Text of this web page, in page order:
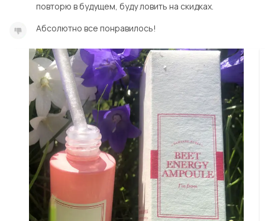
Абсолютно все понравилось!